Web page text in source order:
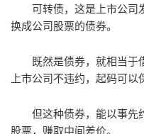
可转债，这是上市公司
换成公司股票的债券。
既然是债券，就相当于
上市公司不违约，起码可以
但这种债券，能以事先
股票，赚取中间差价。